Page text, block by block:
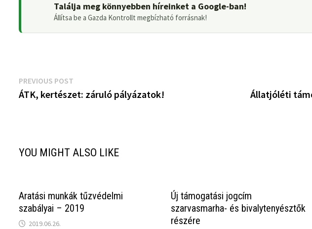
Találja meg könnyebben híreinket a Google-ban!
Állítsa be a Gazda Kontrollt megbízható forrásnak!
Bejegyzés
navigáció
PREVIOUS POST
post:
ÁTK, kertészet: záruló pályázatok!
Állatjóléti
YOU MIGHT ALSO LIKE
Aratási munkák tűzvédelmi
szabályai – 2019
2019.06.26.
Új támogatási jogcím
szarvasmarha- és bivalytenyésztők
részére